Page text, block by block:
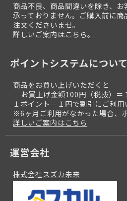
商品不良、商品間違いを除き、
承っておりません。ご購入前に
注文くださいませ。
詳しいご案内はこちら。
ポイントシステムについて
商品をお買い上げいただくと
お買上げ金額100円（税抜）＝
１ポイント＝１円で割引にご利用
※6ヶ月ご利用がなかった場合、
詳しいご案内はこちら
運営会社
株式会社スズカ未来